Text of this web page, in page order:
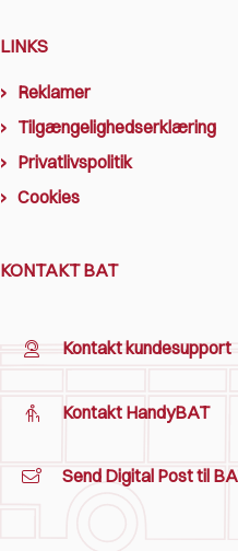
LINKS
Reklamer
Tilgængelighedserklæring
Privatlivspolitik
Cookies
KONTAKT BAT
Kontakt kundesupport
Kontakt HandyBAT
Send Digital Post til